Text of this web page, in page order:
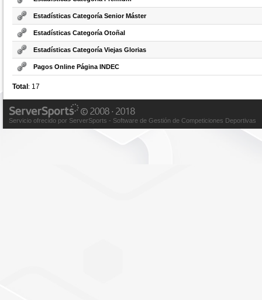
Estadísticas Categoría Senior Máster
Estadísticas Categoría Otoñal
Estadísticas Categoría Viejas Glorias
Pagos Online Página INDEC
Total : 17
Servicio ofrecido por ServerSports - Software de Gestión de Competiciones Deportivas